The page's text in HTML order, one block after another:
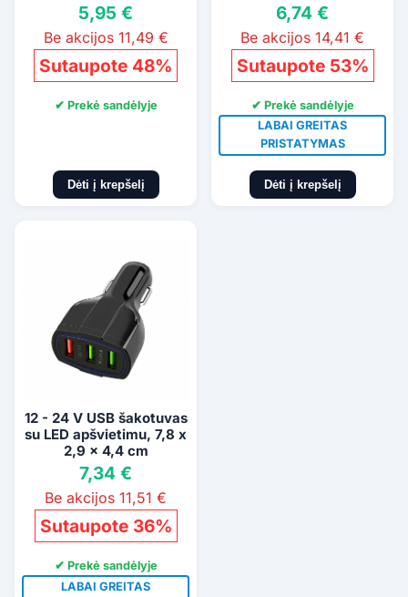
5,95 €
Be akcijos 11,49 €
Sutaupote 48%
✔ Prekė sandėlyje
Dėti į krepšelį
6,74 €
Be akcijos 14,41 €
Sutaupote 53%
✔ Prekė sandėlyje
LABAI GREITAS
PRISTATYMAS
Dėti į krepšelį
12 - 24 V USB šakotuvas
su LED apšvietimu, 7,8 x
2,9 x 4,4 cm
7,34 €
Be akcijos 11,51 €
Sutaupote 36%
✔ Prekė sandėlyje
LABAI GREITAS